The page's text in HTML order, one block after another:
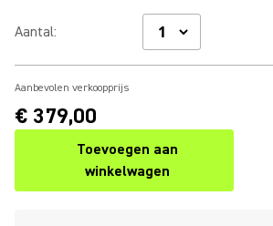
Aantal:
Aanbevolen verkoopprijs
€ 379,00
Toevoegen aan
winkelwagen